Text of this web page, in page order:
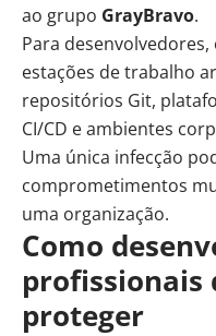
ao grupo GrayBravo.
Para
estações de trabalho
repositórios Git,
CI/CD e ambientes
Uma única infecção
comprometimentos
uma organização.
Como
profissionais
proteger